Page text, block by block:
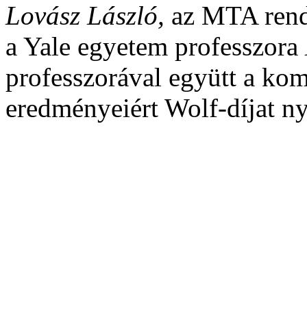
Lovász László, az MTA
a Yale egyetem professzora
professzorával együtt a
eredményeiért Wolf-díjat